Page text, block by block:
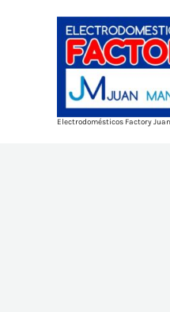
Electrodomésticos Factory